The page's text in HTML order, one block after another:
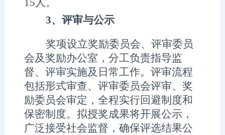
15人。
3、评审与公示
奖项设立奖励委员会、评审委员
会及奖励办公室，分工负责指导监
督、评审实施及日常工作。评审流程
包括形式审查、评审委员会评审、奖
励委员会审定，全程实行回避制度和
保密制度。拟授奖成果将开展公示，
广泛接受社会监督，确保评选结果公